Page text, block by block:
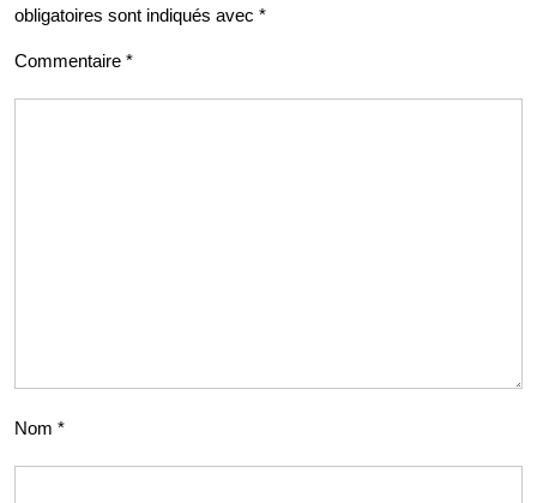
obligatoires sont indiqués avec *
Commentaire *
Nom *